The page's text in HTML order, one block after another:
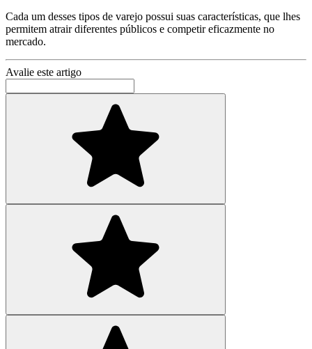
Cada um desses tipos de varejo possui suas características, que lhes
permitem atrair diferentes públicos e competir eficazmente no
mercado.
Avalie este artigo